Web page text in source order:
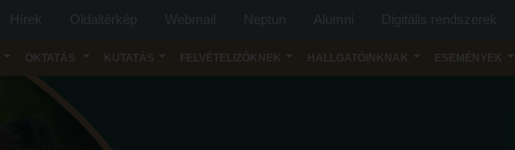
OKTATÁS KUTATÁS FELVÉTELIZŐKNEK HALLGATÓINKNAK ESEMÉNYEK